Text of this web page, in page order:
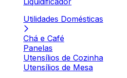
Utilidades Domésticas
Chá e Café
Panelas
Utensílios de Cozinha
Utensílios de Mesa